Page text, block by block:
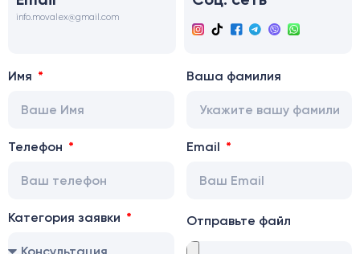
info.movalex@gmail.com
Имя Ваша фамилия
Телефон Email
Категория заявки Отправьте файл